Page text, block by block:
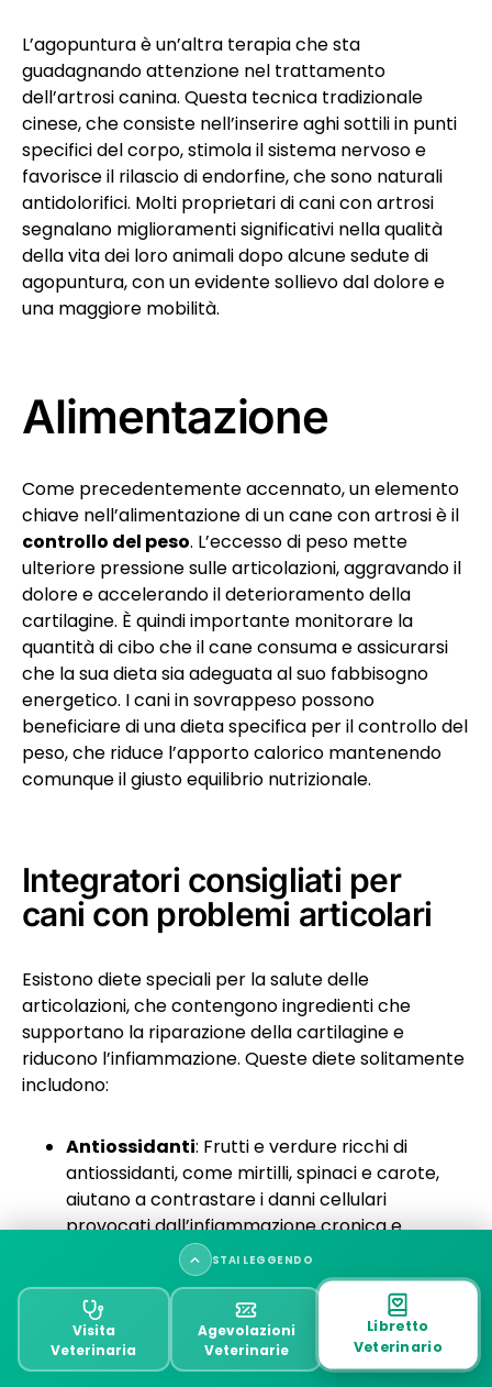
L’agopuntura è un’altra terapia che sta
guadagnando attenzione nel trattamento
dell’artrosi canina. Questa tecnica tradizionale
cinese, che consiste nell’inserire aghi sottili in punti
specifici del corpo, stimola il sistema nervoso e
favorisce il rilascio di endorfine, che sono naturali
antidolorifici. Molti proprietari di cani con artrosi
segnalano miglioramenti significativi nella qualità
della vita dei loro animali dopo alcune sedute di
agopuntura, con un evidente sollievo dal dolore e
una maggiore mobilità.
Alimentazione
Come precedentemente accennato, un elemento
chiave nell’alimentazione di un cane con artrosi è il
controllo del peso. L’eccesso di peso mette
ulteriore pressione sulle articolazioni, aggravando il
dolore e accelerando il deterioramento della
cartilagine. È quindi importante monitorare la
quantità di cibo che il cane consuma e assicurarsi
che la sua dieta sia adeguata al suo fabbisogno
energetico. I cani in sovrappeso possono
beneficiare di una dieta specifica per il controllo del
peso, che riduce l’apporto calorico mantenendo
comunque il giusto equilibrio nutrizionale.
Integratori consigliati per
cani con problemi articolari
Esistono diete speciali per la salute delle
articolazioni, che contengono ingredienti che
supportano la riparazione della cartilagine e
riducono l’infiammazione. Queste diete solitamente
includono:
Antiossidanti: Frutti e verdure ricchi di
antiossidanti, come mirtilli, spinaci e carote,
aiutano a contrastare i danni cellulari
provocati dall’infiammazione cronica e
possono supportare la salute articolare.
Glucosamina e Condroitina: Questi due
composti sono tra i più utilizzati per la salute
articolare. La glucosamina è un componente
naturale della cartilagine che aiuta a
STAI LEGGENDO
Cane con artrosi o osteoartrite
Cause dell’artrosi nel cane (osteoartrite)
Visita
Veterinaria
Agevolazioni
Veterinarie
Libretto
Veterinario